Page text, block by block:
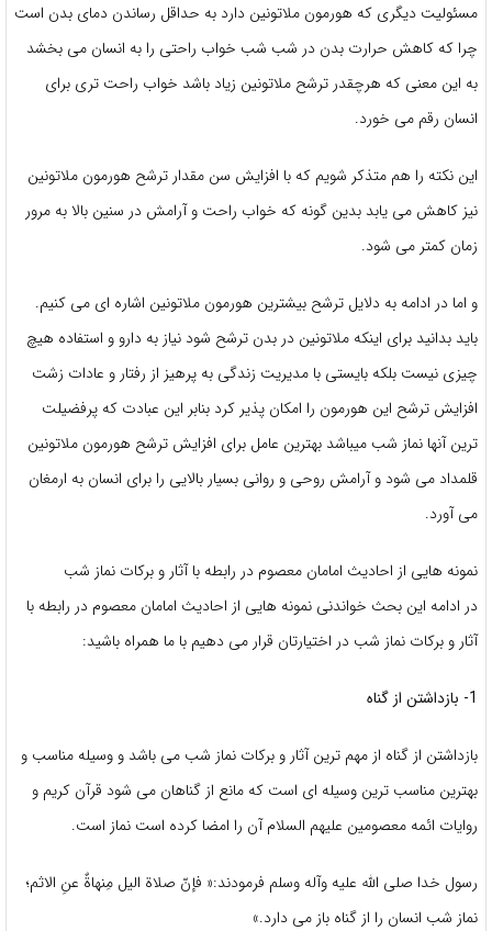
مسئولیت دیگری که هورمون ملاتونین دارد به حداقل رساندن دمای بدن است
چرا که کاهش حرارت بدن در شب شب خواب راحتی را به انسان می بخشد
به این معنی که هرچقدر ترشح ملاتونین زیاد باشد خواب راحت تری برای
انسان رقم می خورد.
این نکته را هم متذکر شویم که با افزایش سن مقدار ترشح هورمون ملاتونین
نیز کاهش می یابد بدین گونه که خواب راحت و آرامش در سنین بالا به مرور
زمان کمتر می شود.
و اما در ادامه به دلایل ترشح بیشترین هورمون ملاتونین اشاره ای می کنیم.
باید بدانید برای اینکه ملاتونین در بدن ترشح شود نیاز به دارو و استفاده هیچ
چیزی نیست بلکه بایستی با مدیریت زندگی به پرهیز از رفتار و عادات زشت
افزایش ترشح این هورمون را امکان پذیر کرد بنابر این عبادت که پرفضیلت
ترین آنها نماز شب میباشد بهترین عامل برای افزایش ترشح هورمون ملاتونین
قلمداد می شود و آرامش روحی و روانی بسیار بالایی را برای انسان به ارمغان
می آورد.
نمونه هایی از احادیث امامان معصوم در رابطه با آثار و برکات نماز شب
در ادامه این بحث خواندنی نمونه هایی از احادیث امامان معصوم در رابطه با
آثار و برکات نماز شب در اختیارتان قرار می دهیم با ما همراه باشید:
1- بازداشتن از گناه
بازداشتن از گناه از مهم ترین آثار و برکات نماز شب می باشد و وسیله مناسب و
بهترین مناسب ترین وسیله ای است که مانع از گناهان می شود قرآن کریم و
روایات ائمه معصومین علیهم السلام آن را امضا کرده است نماز است.
رسول خدا صلی الله علیه وآله وسلم فرمودند:« فإنّ صلاة الیل مِنهاةٌ عنِ الاثم؛
نماز شب انسان را از گناه باز می دارد.»